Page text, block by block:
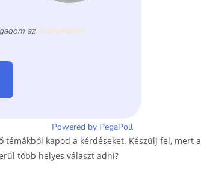
kapod a kérdéseket. Készülj fel, mert a
több helyes választ adni?